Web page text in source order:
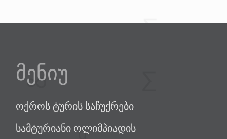
მენიუ
ოქროს ტურის საჩუქრები
სამტურიანი ოლიმპიადის